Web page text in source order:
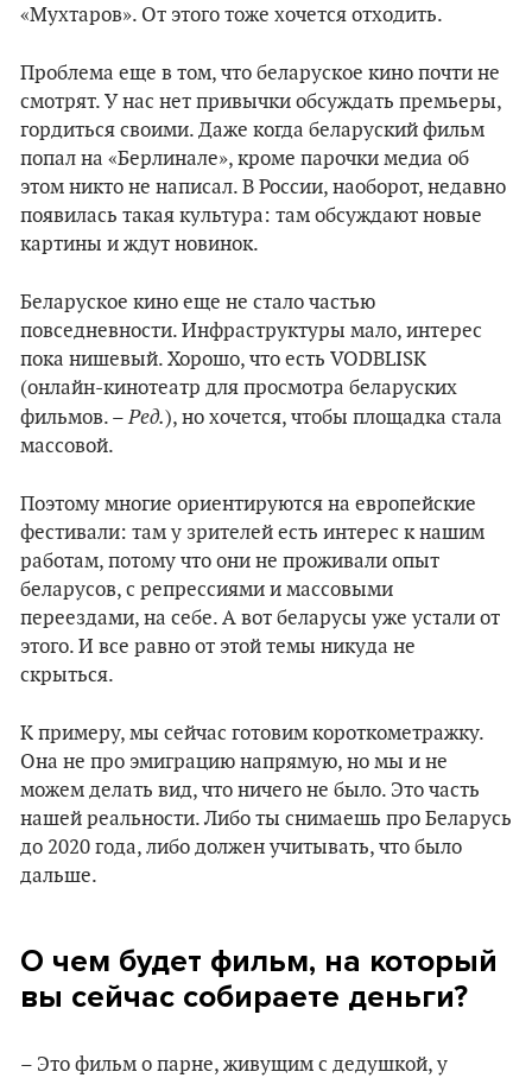
«Мухтаров». От этого тоже хочется отходить.
Проблема еще в том, что беларуское кино почти не
смотрят. У нас нет привычки обсуждать премьеры,
гордиться своими. Даже когда беларуский фильм
попал на «Берлинале», кроме парочки медиа об
этом никто не написал. В России, наоборот, недавно
появилась такая культура: там обсуждают новые
картины и ждут новинок.
Беларуское кино еще не стало частью
повседневности. Инфраструктуры мало, интерес
пока нишевый. Хорошо, что есть VODBLISK
(онлайн-кинотеатр для просмотра беларуских
фильмов. –Ред.), но хочется, чтобы площадка стала
массовой.
Поэтому многие ориентируются на европейские
фестивали: там у зрителей есть интерес к нашим
работам, потому что они не проживали опыт
беларусов, с репрессиями и массовыми
переездами, на себе. А вот беларусы уже устали от
этого. И все равно от этой темы никуда не
скрыться.
К примеру, мы сейчас готовим короткометражку.
Она не про эмиграцию напрямую, но мы и не
можем делать вид, что ничего не было. Это часть
нашей реальности. Либо ты снимаешь про Беларусь
до 2020 года, либо должен учитывать, что было
дальше.
О чем будет фильм, на который
вы сейчас собираете деньги?
– Это фильм о парне, живущим с дедушкой, у